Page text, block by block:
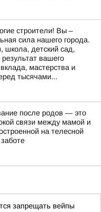
строители! Вы –
сила нашего города.
детский сад,
результат вашего
мастерства и
тысячами...
после родов — это
связи между мамой и
на телесной
запрещать вейпы